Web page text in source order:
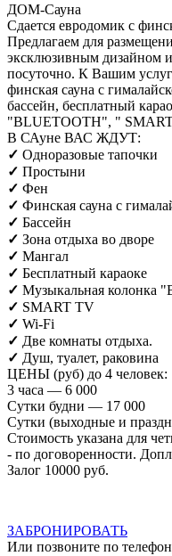
ДОМ-Сауна
Сдается евродомик с
Предлагаем для
эксклюзивным дизайном
посуточно. К Вашим
финская сауна с
бассейн, бесплатный
"BLUETOOTH", "
В САуне ВАС ЖДУТ:
✓ Одноразовые тапочки
✓ Простыни
✓ Фен
✓ Финская сауна с
✓ Бассейн
✓ Зона отдыха во дворе
✓ Мангал
✓ Бесплатный караоке
✓ Музыкальная колонка
✓ SMART TV
✓ Wi-Fi
✓ Две комнаты отдыха.
✓ Душ, туалет, раковина
ЦЕНЫ (руб) до 4 человек:
3 часа — 6 000
Сутки будни — 17 000
Сутки (выходные и
Стоимость указана для
- по договоренности.
Залог 10000 руб.
ЗАБРОНИРОВАТЬ
Или позвоните по